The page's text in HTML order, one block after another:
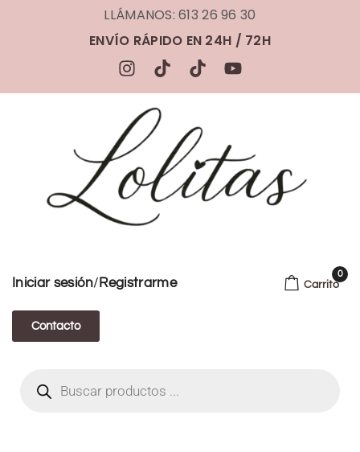
LLÁMANOS: 613 26 96 30
ENVÍO RÁPIDO EN 24H / 72H
Iniciar sesión/ Registrarme
Contacto
Carrito
0